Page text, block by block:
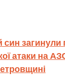
син загинули
атаки на